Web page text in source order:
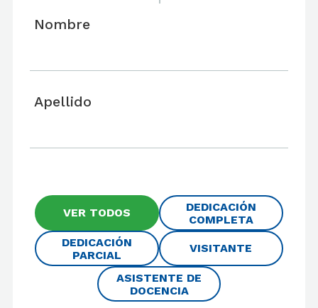
Nombre
Apellido
VER TODOS
DEDICACIÓN
COMPLETA
DEDICACIÓN
PARCIAL
VISITANTE
ASISTENTE DE
DOCENCIA